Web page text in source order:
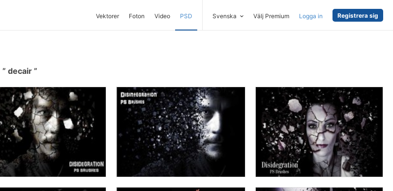
Vektorer Foton Video PSD Svenska Välj Premium Logga in Registrera sig
decair